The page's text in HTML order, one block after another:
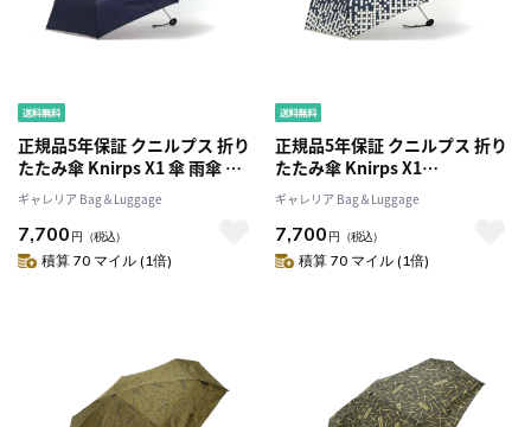
正規品5年保証 クニルプス 折り
たたみ傘 Knirps X1 傘 雨傘 折
りたたみ 折り畳み傘 コンパク
ト ケース付き 52cm 手動 メン
ズ レディース KNX01N
KNX07N
ギャレリア Bag＆Luggage
7,700 円 （税込）
積算 70 マイル (1倍)
正規品5年保証 クニルプス 折り
たたみ傘 Knirps X1
Knirps×NUNO 傘 雨傘 折りた
たみ 折り畳み傘 コンパクト ケ
ース付き 52cm 手動 メンズ レ
ディース KNXL811
ギャレリア Bag＆Luggage
7,700 円 （税込）
積算 70 マイル (1倍)